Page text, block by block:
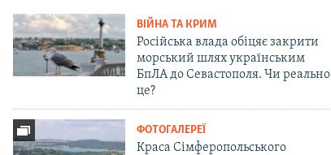
ВІЙНА ТА КРИМ
Російська влада обіцяє закрити
морський шлях українським
БпЛА до Севастополя. Чи реально
це?
ФОТОГАЛЕРЕЇ
Краса Сімферопольського